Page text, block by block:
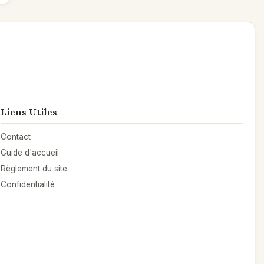
et s'économiser au propre comme au figuré
Liens Utiles
Contact
Guide d'accueil
Règlement du site
Confidentialité